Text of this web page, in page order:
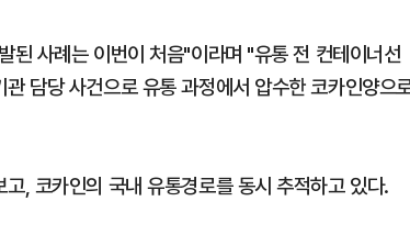
된 사례는 이번이 처음"이라며 "유통 전 컨테이너선
담당 사건으로 유통 과정에서 압수한 코카인양으
, 코카인의 국내 유통경로를 동시 추적하고 있다.